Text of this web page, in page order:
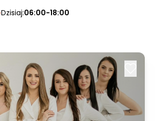
Dzisiaj:06:00-18:00